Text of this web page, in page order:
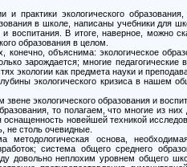
практики экологического
в школе, написаны учебники для
воспитания. В итоге, наверное, можно
образования в целом.
конечно, объяснима: экологическое
зарождается; многие
экологии как предмета науки и
экологического кризиса в нашем
экологического образования и
то полагаем, что многие из
новейшей техникой
не столь очевидные.
методологическая основа,
система общего среднего
довольно неплохим уровнем общего